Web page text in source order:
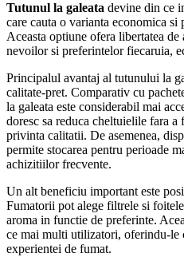
Tutunul la galeata devine din ce
care cauta o varianta economica si
Aceasta optiune ofera libertatea
nevoilor si preferintelor fiecaruia,
Principalul avantaj al tutunului la
calitate-pret. Comparativ cu
la galeata este considerabil mai
doresc sa reduca cheltuielile fara
privinta calitatii. De asemenea,
permite stocarea pentru perioade
achizitiilor frecvente.
Un alt beneficiu important este
Fumatorii pot alege filtrele si
aroma in functie de preferinte.
ce mai multi utilizatori, oferindu-le
experientei de fumat.